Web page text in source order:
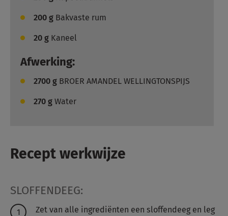
200 g Bakvaste rum
20 g Kaneel
Afwerking:
2700 g BROER AMANDEL WELLINGTONSPIJS
270 g Water
Recept werkwijze
SLOFFENDEEG:
Zet van alle ingrediënten een sloffendeeg en leg